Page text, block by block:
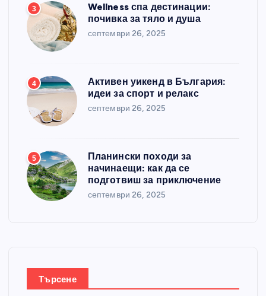
3
Wellness спа дестинации:
почивка за тяло и душа
септември 26, 2025
4
Активен уикенд в България:
идеи за спорт и релакс
септември 26, 2025
5
Планински походи за
начинаещи: как да се
подготвиш за приключение
септември 26, 2025
Търсене